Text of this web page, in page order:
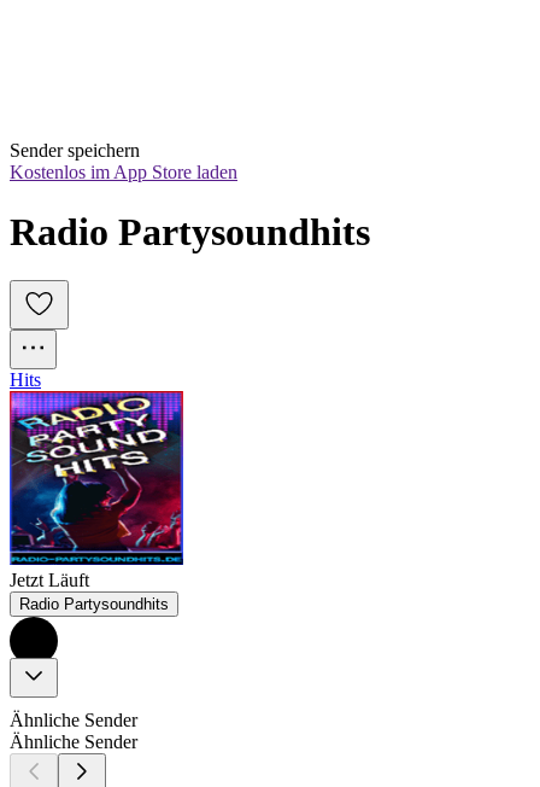
Sender speichern
Kostenlos im App Store laden
Radio Partysoundhits
Hits
Jetzt Läuft
Radio Partysoundhits
Ähnliche Sender
Ähnliche Sender